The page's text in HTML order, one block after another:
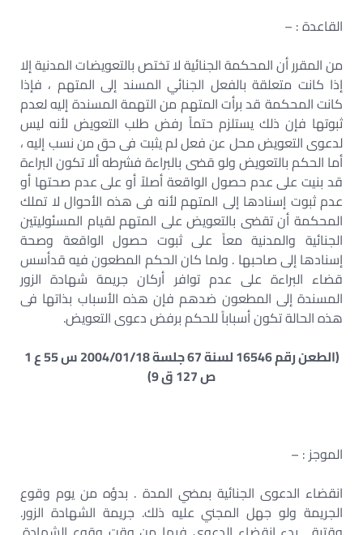
القاعدة : –
من المقرر أن المحكمة الجنائية لا تختص بالتعويضات المدنية إلا
إذا كانت متعلقة بالفعل الجنائي المسند إلى المتهم ، فإذا
كانت المحكمة قد برأت المتهم من التهمة المسندة إليه لعدم
ثبوتها فإن ذلك يستلزم حتماً رفض طلب التعويض لأنه ليس
لدعوى التعويض محل عن فعل لم يثبت فى حق من نسب إليه ،
أما الحكم بالتعويض ولو قضى بالبراءة فشرطه ألا تكون البراءة
قد بنيت على عدم حصول الواقعة أصلاً أو على عدم صحتها أو
عدم ثبوت إسنادها إلى المتهم لأنه فى هذه الأحوال لا تملك
المحكمة أن تقضى بالتعويض على المتهم لقيام المسئوليتين
الجنائية والمدنية معاً على ثبوت حصول الواقعة وصحة
إسنادها إلى صاحبها . ولما كان الحكم المطعون فيه قدأسس
قضاء البراءة على عدم توافر أركان جريمة شهادة الزور
المسندة إلى المطعون ضدهم فإن هذه الأسباب بذاتها فى
هذه الحالة تكون أسباباً للحكم برفض دعوى التعويض.
(الطعن رقم 16546 لسنة 67 جلسة 2004/01/18 س 55 ع 1
ص 127 ق 9)
الموجز : –
انقضاء الدعوى الجنائية بمضي المدة . بدؤه من يوم وقوع
الجريمة ولو جهل المجني عليه ذلك. جريمة الشهادة الزور.